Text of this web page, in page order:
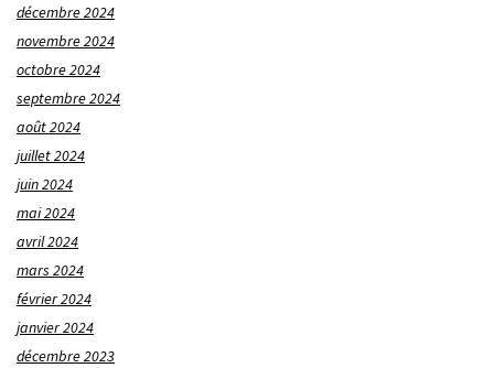
décembre 2024
novembre 2024
octobre 2024
septembre 2024
août 2024
juillet 2024
juin 2024
mai 2024
avril 2024
mars 2024
février 2024
janvier 2024
décembre 2023